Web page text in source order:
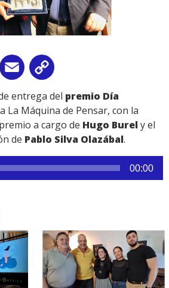
WhatsApp
Email
Link
entrega del premio Día
a La Máquina de Pensar, con la
a cargo de Hugo Burel y el
de Pablo Silva Olazábal.
00:00